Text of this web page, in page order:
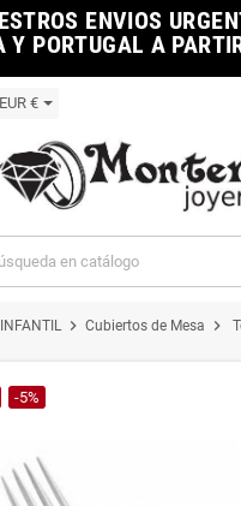
ENVIOS
Y PORTUGAL A
EUR €
INFANTIL chevron_right Cubiertos de Mesa chevron_right
-5%